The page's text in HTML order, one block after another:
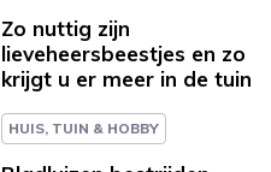
Zo nuttig zijn
lieveheersbeestjes en zo
krijgt u er meer in de tuin
HUIS, TUIN & HOBBY